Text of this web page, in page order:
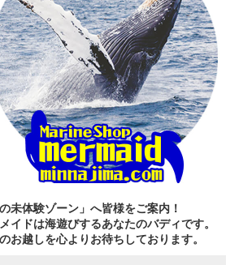
の未体験ゾーン」へ皆様をご案内！
イドは海遊びするあなたのバディです。
お越しを心よりお待ちしております。